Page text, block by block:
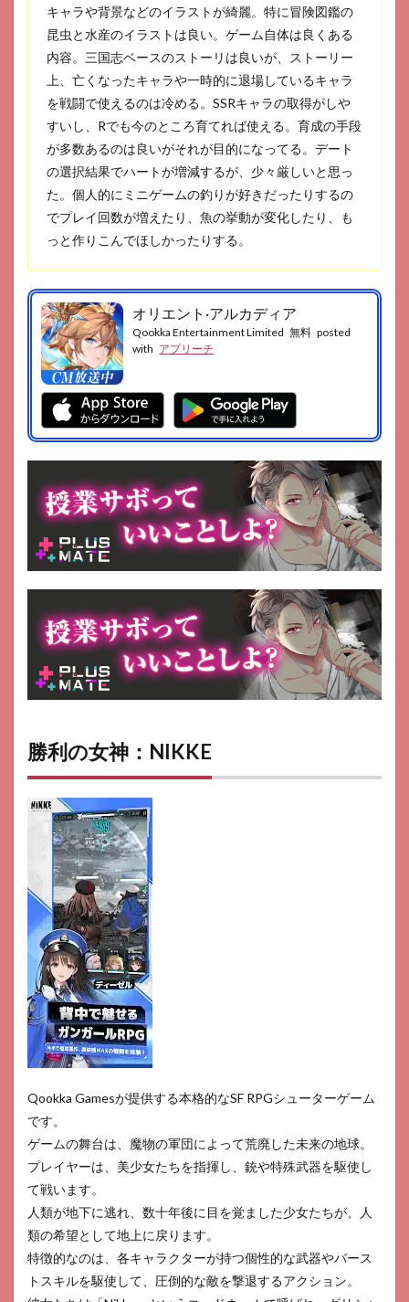
内室
11
放置
少女
12
ザ・
グラ
ンド
マフ
13
おね
がい
14
ミス
トレ
イン
ガー
ル
キャラや背景などのイラストが綺麗。特に冒険図鑑の
昆虫と水産のイラストは良い。ゲーム自体は良くある
内容。三国志ベースのストーリは良いが、ストーリー
上、亡くなったキャラや一時的に退場しているキャラ
を戦闘で使えるのは冷める。SSRキャラの取得がしや
すいし、Rでも今のところ育てれば使える。育成の手段
が多数あるのは良いがそれが目的になってる。デート
の選択結果でハートが増減するが、少々厳しいと思っ
た。個人的にミニゲームの釣りが好きだったりするの
でプレイ回数が増えたり、魚の挙動が変化したり、も
っと作りこんでほしかったりする。
オリエント·アルカディア
Qookka Entertainment Limited 無料 posted
with アプリーチ
勝利の女神：NIKKE
Qookka Gamesが提供する本格的なSF RPGシューターゲーム
です。
ゲームの舞台は、魔物の軍団によって荒廃した未来の地球。
プレイヤーは、美少女たちを指揮し、銃や特殊武器を駆使し
て戦います。
人類が地下に逃れ、数十年後に目を覚ました少女たちが、人
類の希望として地上に戻ります。
特徴的なのは、各キャラクターが持つ個性的な武器やバース
トスキルを駆使して、圧倒的な敵を撃退するアクション。